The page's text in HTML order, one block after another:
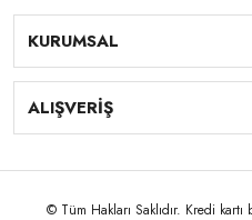
KURUMSAL
ALIŞVERİŞ
© Tüm Hakları Saklıdır. Kredi